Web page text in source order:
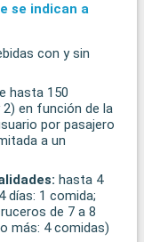
se indican a
con y sin
hasta 150
en función de la
por pasajero
a un
hasta 4
días: 1 comida;
de 7 a 8
más: 4 comidas)